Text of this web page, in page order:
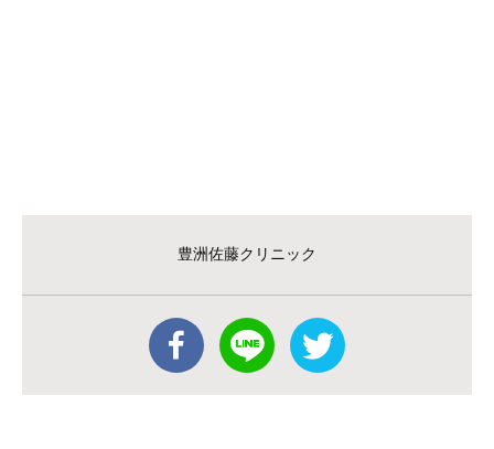
豊洲佐藤クリニック